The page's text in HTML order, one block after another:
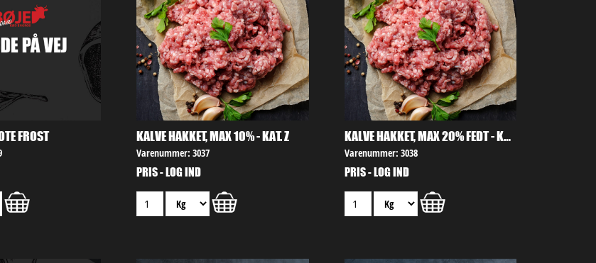
FROST KALVE HAKKET, MAX 10% - KAT. Z
Varenummer: 3037
PRIS - LOG IND
KALVE HAKKET, MAX 20% FEDT - KAT. Z
Varenummer: 3038
PRIS - LOG IND